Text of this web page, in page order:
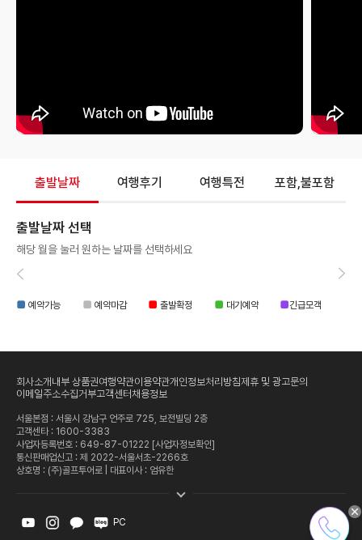
출발날짜 여행후기 여행특전 포함,불포함
출발날짜 선택
해당 월을 눌러 원하는 날짜를 선택하세요
■ 예약가능 ■ 예약마감 ■ 출발확정 ■ 대기예약 ■긴급모객
회사소개 내부 상품권여행약관이용약관개인정보처리방침제휴 및 광고문의
이메일주소수집거부고객센터채용정보
서울본점 : 서울시 강남구 언주로 725, 보전빌딩 2층
고객센타 : 1600-3383
사업자등록번호 : 649-87-01222 [사업자정보확인]
통신판매업신고 : 제 2022-서울서초-2266호
상호명 : (주)골프투어로 | 대표이사 : 엄유한
PC